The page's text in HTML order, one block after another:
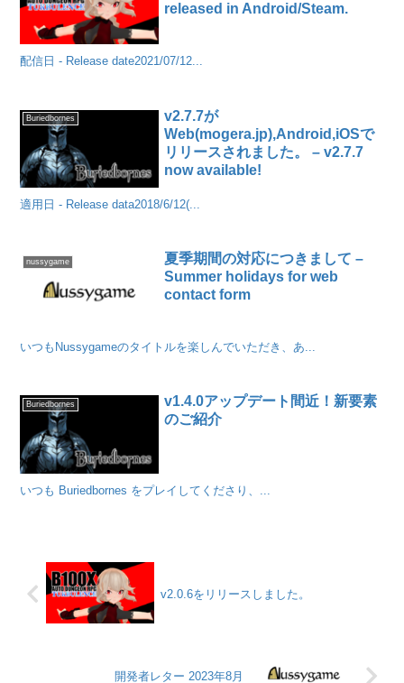
released in Android/Steam.
配信日 - Release date2021/07/12...
Buriedbornes
v2.7.7が
Web(mogera.jp),Android,iOSで
リリースされました。 – v2.7.7
now available!
適用日 - Release data2018/6/12(...
nussygame
夏季期間の対応につきまして –
Summer holidays for web
contact form
いつもNussygameのタイトルを楽しんでいただき、あ...
Buriedbornes
v1.4.0アップデート間近！新要素
のご紹介
いつも Buriedbornes をプレイしてくださり、...
v2.0.6をリリースしました。
開発者レター 2023年8月